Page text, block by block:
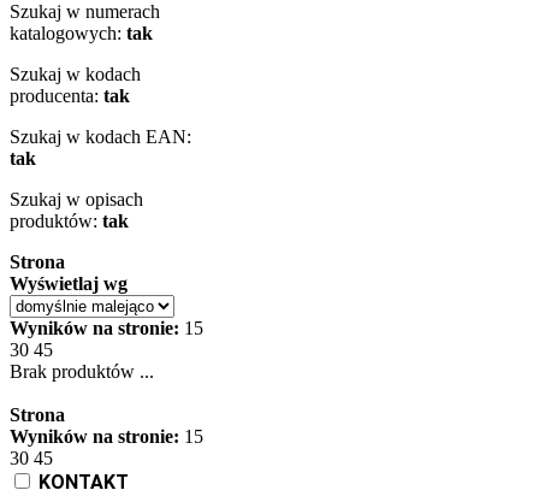
Szukaj w numerach
katalogowych: tak
Szukaj w kodach
producenta: tak
Szukaj w kodach EAN:
tak
Szukaj w opisach
produktów: tak
Strona
Wyświetlaj wg
Wyników na stronie: 15
30 45
Brak produktów ...
Strona
Wyników na stronie: 15
30 45
KONTAKT